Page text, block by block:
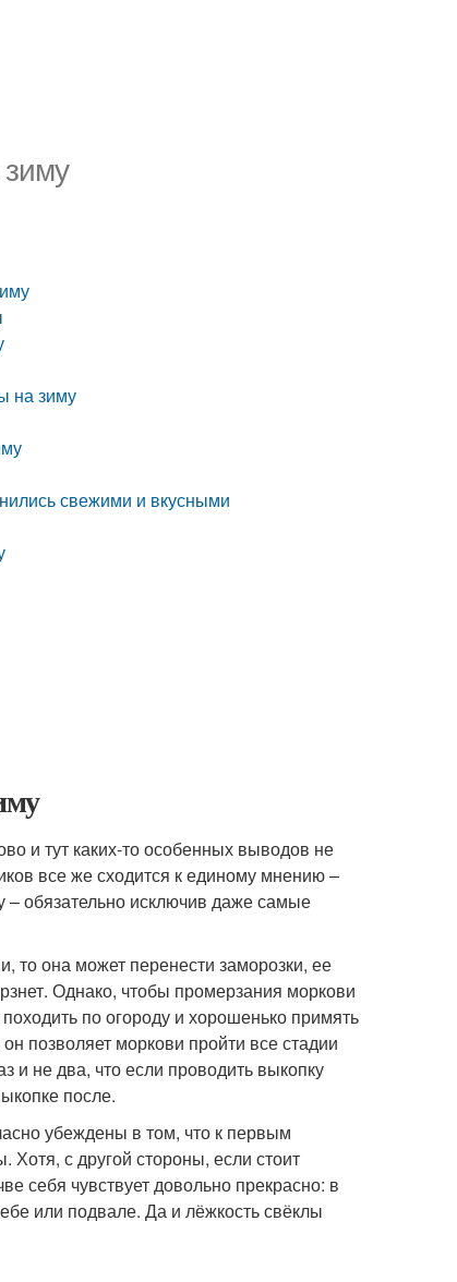
на зиму
свежими и вкусными
и тут каких-то особенных выводов не
все же сходится к единому мнению –
обязательно исключив даже самые
то она может перенести заморозки, ее
Однако, чтобы промерзания моркови
по огороду и хорошенько примять
позволяет моркови пройти все стадии
и не два, что если проводить выкопку
после.
убеждены в том, что к первым
с другой стороны, если стоит
себя чувствует довольно прекрасно: в
или подвале. Да и лёжкость свёклы